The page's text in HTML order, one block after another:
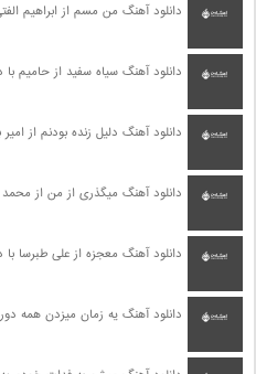
دانلود آهنگ من مسم از ابراهیم
دانلود آهنگ سیاه سفید از حامیم
دانلود آهنگ دلیل زنده بودنم از
دانلود آهنگ میگذری از من از
دانلود آهنگ معجزه از علی طبرسا
دانلود آهنگ یه زمان میزدن همه